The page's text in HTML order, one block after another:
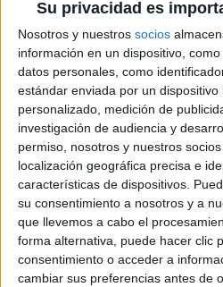
Su privacidad es
Nosotros y nuestros socios
información en un dispositivo,
datos personales, como
estándar enviada por un
personalizado, medición de
investigación de audiencia y
permiso, nosotros y nuestros
localización geográfica precisa e
características de dispositivos.
su consentimiento a nosotros y a
que llevemos a cabo el
forma alternativa, puede hacer clic
consentimiento o acceder a
cambiar sus preferencias antes de
Quiero saber
Desarrollo de
Madrid Grado Superior
HORARIO Diurno
Presencial
Quiero saber